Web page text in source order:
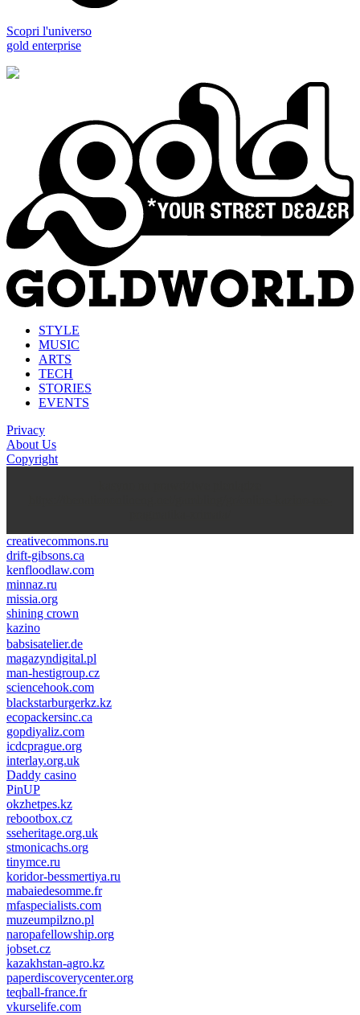
Scopri l'universo
gold enterprise
STYLE
MUSIC
ARTS
TECH
STORIES
EVENTS
Privacy
About Us
Copyright
creativecommons.ru
drift-gibsons.ca
kenfloodlaw.com
minnaz.ru
missia.org
shining crown
kazino
casino lemon
pinco giriş
babsisatelier.de
magazyndigital.pl
man-hestigroup.cz
sciencehook.com
олимп казино
blackstarburgerkz.kz
ecopackersinc.ca
gopdiyaliz.com
icdcprague.org
interlay.org.uk
Daddy casino
PinUP
okzhetpes.kz
rebootbox.cz
sseheritage.org.uk
stmonicachs.org
tinymce.ru
koridor-bessmertiya.ru
mabaiedesomme.fr
mfaspecialists.com
muzeumpilzno.pl
naropafellowship.org
jobset.cz
kazakhstan-agro.kz
paperdiscoverycenter.org
teqball-france.fr
vkurselife.com